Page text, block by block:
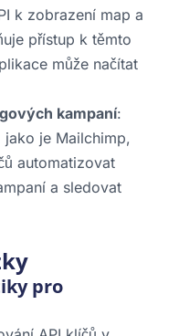
k zobrazení map a
přístup k těmto
může načítat
kampaní:
je Mailchimp,
automatizovat
a sledovat
pro